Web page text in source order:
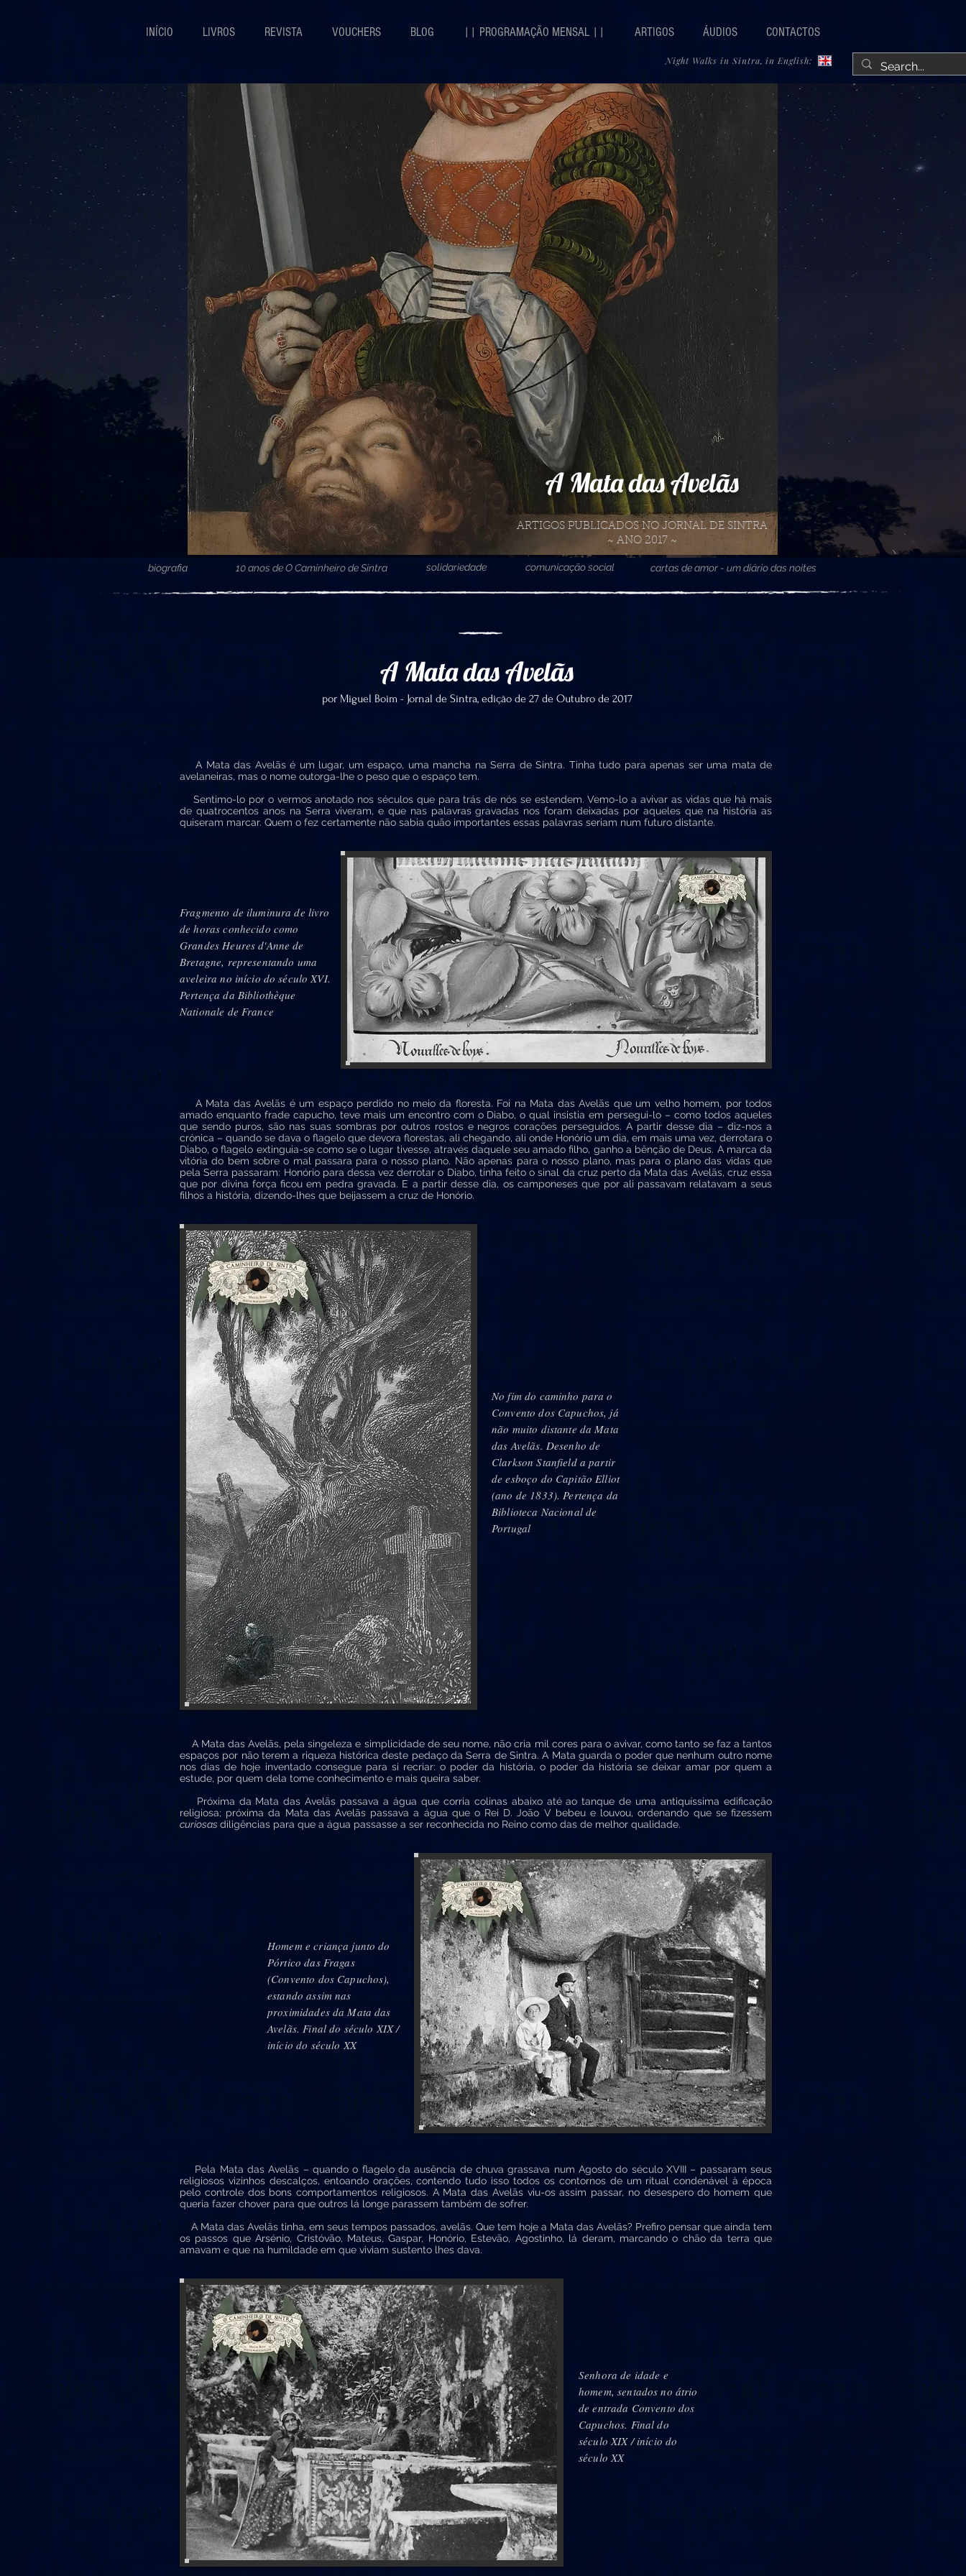
INÍCIO LIVROS REVISTA VOUCHERS BLOG || PROGRAMAÇÃO MENSAL || ARTIGOS ÁUDIOS CONTACTOS
Night Walks in Sintra, in English:
ARTIGOS PUBLICADOS NO JORNAL DE SINTRA
~ ANO 2017 ~
A Mata das Avelãs
biografia 10 anos de O Caminheiro de Sintra solidariedade comunicação social cartas de amor - um diário das noites
A Mata das Avelãs
por Miguel Boim - Jornal de Sintra, edição de 27 de Outubro de 2017
A Mata das Avelãs é um lugar, um espaço, uma mancha na Serra de Sintra. Tinha tudo para apenas ser uma mata de
avelaneiras, mas o nome outorga-lhe o peso que o espaço tem.
Sentimo-lo por o vermos anotado nos séculos que para trás de nós se estendem. Vemo-lo a avivar as vidas que há mais
de quatrocentos anos na Serra viveram, e que nas palavras gravadas nos foram deixadas por aqueles que na história as
quiseram marcar. Quem o fez certamente não sabia quão importantes essas palavras seriam num futuro distante.
Fragmento de iluminura de livro
de horas conhecido como
Grandes Heures d'Anne de
Bretagne, representando uma
aveleira no início do século XVI.
Pertença da Bibliothèque
Nationale de France
A Mata das Avelãs é um espaço perdido no meio da floresta. Foi na Mata das Avelãs que um velho homem, por todos
amado enquanto frade capucho, teve mais um encontro com o Diabo, o qual insistia em persegui-lo – como todos aqueles
que sendo puros, são nas suas sombras por outros rostos e negros corações perseguidos. A partir desse dia – diz-nos a
crónica – quando se dava o flagelo que devora florestas, ali chegando, ali onde Honório um dia, em mais uma vez, derrotara o
Diabo, o flagelo extinguia-se como se o lugar tivesse, através daquele seu amado filho, ganho a bênção de Deus. A marca da
vitória do bem sobre o mal passara para o nosso plano. Não apenas para o nosso plano, mas para o plano das vidas que
pela Serra passaram: Honório para dessa vez derrotar o Diabo, tinha feito o sinal da cruz perto da Mata das Avelãs, cruz essa
que por divina força ficou em pedra gravada. E a partir desse dia, os camponeses que por ali passavam relatavam a seus
filhos a história, dizendo-lhes que beijassem a cruz de Honório.
No fim do caminho para o
Convento dos Capuchos, já
não muito distante da Mata
das Avelãs. Desenho de
Clarkson Stanfield a partir
de esboço do Capitão Elliot
(ano de 1833). Pertença da
Biblioteca Nacional de
Portugal
A Mata das Avelãs, pela singeleza e simplicidade de seu nome, não cria mil cores para o avivar, como tanto se faz a tantos
espaços por não terem a riqueza histórica deste pedaço da Serra de Sintra. A Mata guarda o poder que nenhum outro nome
nos dias de hoje inventado consegue para si recriar: o poder da história, o poder da história se deixar amar por quem a
estude, por quem dela tome conhecimento e mais queira saber.
Próxima da Mata das Avelãs passava a água que corria colinas abaixo até ao tanque de uma antiquíssima edificação
religiosa; próxima da Mata das Avelãs passava a água que o Rei D. João V bebeu e louvou, ordenando que se fizessem
curiosas diligências para que a água passasse a ser reconhecida no Reino como das de melhor qualidade.
Homem e criança junto do
Pórtico das Fragas
(Convento dos Capuchos),
estando assim nas
proximidades da Mata das
Avelãs. Final do século XIX /
início do século XX
Pela Mata das Avelãs – quando o flagelo da ausência de chuva grassava num Agosto do século XVIII – passaram seus
religiosos vizinhos descalços, entoando orações, contendo tudo isso todos os contornos de um ritual condenável à época
pelo controle dos bons comportamentos religiosos. A Mata das Avelãs viu-os assim passar, no desespero do homem que
queria fazer chover para que outros lá longe parassem também de sofrer.
A Mata das Avelãs tinha, em seus tempos passados, avelãs. Que tem hoje a Mata das Avelãs? Prefiro pensar que ainda tem
os passos que Arsénio, Cristóvão, Mateus, Gaspar, Honório, Estevão, Agostinho, lá deram, marcando o chão da terra que
amavam e que na humildade em que viviam sustento lhes dava.
Senhora de idade e
homem, sentados no átrio
de entrada Convento dos
Capuchos. Final do
século XIX / início do
século XX